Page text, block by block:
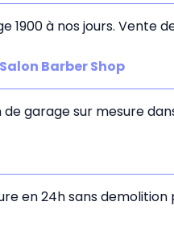
1900 à nos jours. Vente
Barber Shop
garage sur mesure
en 24h sans